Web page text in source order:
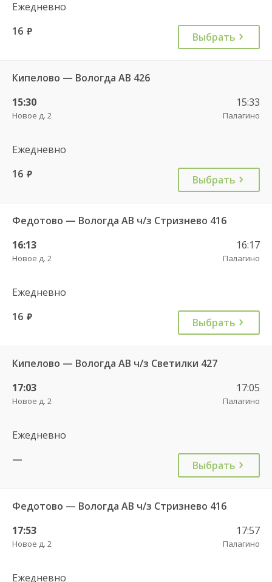
Ежедневно
16 руб. Выбрать
Кипелово — Вологда АВ 426
15:30
Новое д. 2
15:33
Палагино
Ежедневно
16 руб. Выбрать
Федотово — Вологда АВ ч/з Стризнево 416
16:13
Новое д. 2
16:17
Палагино
Ежедневно
16 руб. Выбрать
Кипелово — Вологда АВ ч/з Светилки 427
17:03
Новое д. 2
17:05
Палагино
Ежедневно
—
Выбрать
Федотово — Вологда АВ ч/з Стризнево 416
17:53
Новое д. 2
17:57
Палагино
Ежедневно